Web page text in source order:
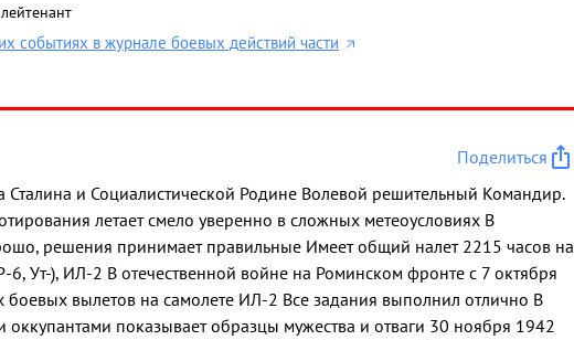
лейтенант
событиях в журнале боевых действий части
Поделиться
Сталина и Социалистической Родине Волевой решительный Командир.
летает смело уверенно в сложных метеоусловиях В
решения принимает правильные Имеет общий налет 2215 часов на
6, Ут-), ИЛ-2 В отечественной войне на Роминском фронте с 7 октября
вылетов на самолете ИЛ-2 Все задания выполнил отлично В
показывает образцы мужества и отваги 30 ноября 1942